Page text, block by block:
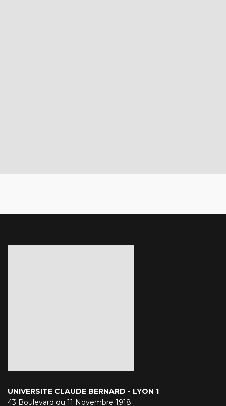
UNIVERSITE CLAUDE BERNARD - LYON 1
43 Boulevard du 11 Novembre 1918